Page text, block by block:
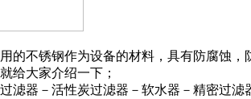
的不锈钢作为设备的材料，具有防腐蚀
给大家介绍一下；
滤器－活性炭过滤器－软水器－精密过